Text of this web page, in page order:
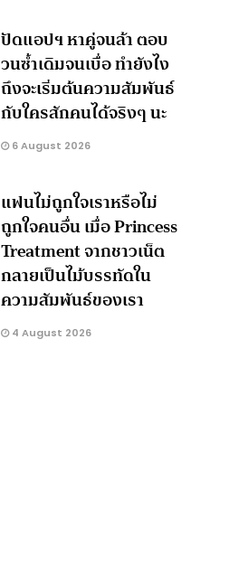
ปัดแอปฯ หาคู่จนล้า ตอบ
วนซ้ำเดิมจนเบื่อ ทำยังไง
ถึงจะเริ่มต้นความสัมพันธ์
กับใครสักคนได้จริงๆ นะ
6 August 2026
แฟนไม่ถูกใจเราหรือไม่
ถูกใจคนอื่น เมื่อ Princess
Treatment จากชาวเน็ต
กลายเป็นไม้บรรทัดใน
ความสัมพันธ์ของเรา
4 August 2026